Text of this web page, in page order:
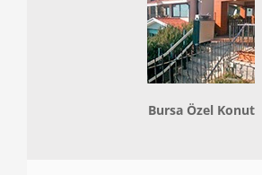
Bursa Özel Konut